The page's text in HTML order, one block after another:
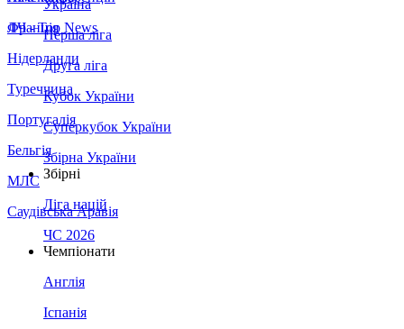
Франція
Нідерланди
Туреччина
Португалія
Бельгія
МЛС
Саудівська Аравія
ЛЧ - Top News
Україна
Перша ліга
Друга ліга
Кубок України
Суперкубок України
Збірна України
Збірні
Ліга націй
ЧС 2026
Чемпіонати
Англія
Іспанія